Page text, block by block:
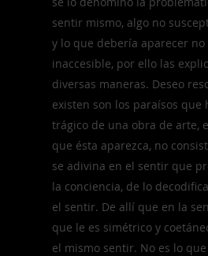
sentir mismo, algo no
y lo que debería aparecer
inaccesible, por ello las
diversas maneras. Deseo
existen son los paraísos
trágico de una obra de arte,
que ésta aparezca, no
se adivina en el sentir que
la conciencia, de lo
el sentir. De allí que en la
que le es simétrico y
el mismo sentir. No es lo